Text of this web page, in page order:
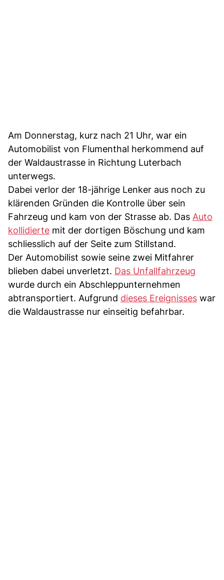
Am Donnerstag, kurz nach 21 Uhr, war ein
Automobilist von Flumenthal herkommend auf
der Waldaustrasse in Richtung Luterbach
unterwegs.
Dabei verlor der 18-jährige Lenker aus noch zu
klärenden Gründen die Kontrolle über sein
Fahrzeug und kam von der Strasse ab. Das Auto
kollidierte mit der dortigen Böschung und kam
schliesslich auf der Seite zum Stillstand.
Der Automobilist sowie seine zwei Mitfahrer
blieben dabei unverletzt. Das Unfallfahrzeug
wurde durch ein Abschleppunternehmen
abtransportiert. Aufgrund dieses Ereignisses war
die Waldaustrasse nur einseitig befahrbar.